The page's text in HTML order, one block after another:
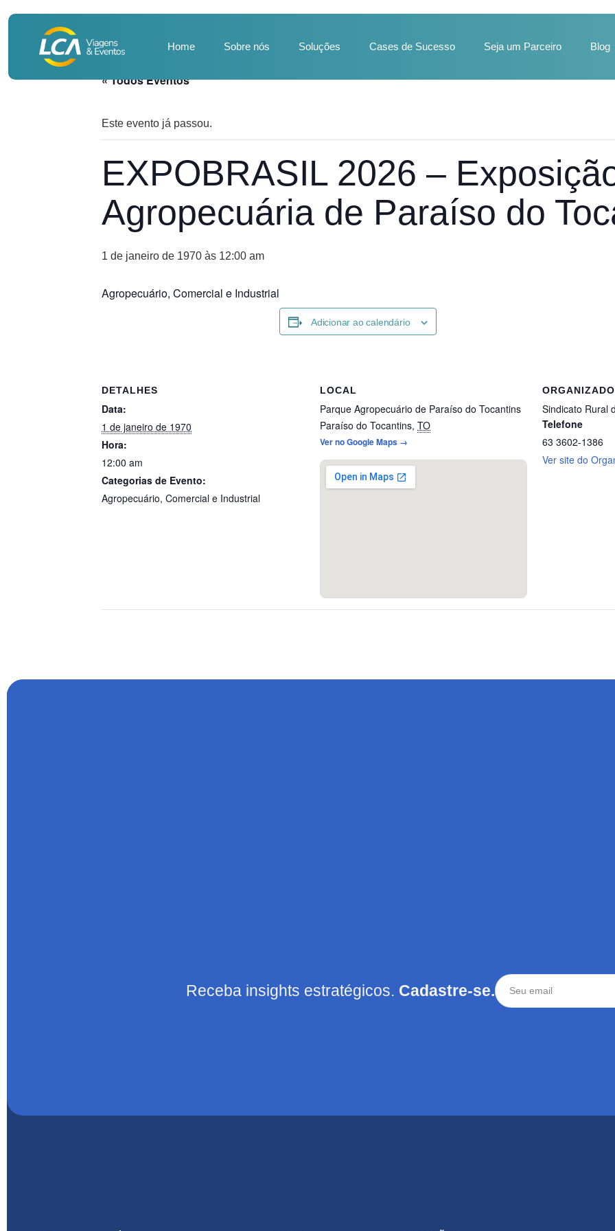
Home Sobre nós Soluções Cases de Sucesso Seja um Parceiro Blog
« Todos Eventos
Este evento já passou.
EXPOBRASIL 2026 –
Agropecuária de Paraíso do
1 de janeiro de 1970 às 12:00 am
Agropecuário, Comercial e Industrial
Adicionar ao calendário
DETALHES
Data:
1 de janeiro de 1970
Hora:
12:00 am
Categorias de Evento:
Agropecuário, Comercial e Industrial
LOCAL
Parque Agropecuário de Paraíso do Tocantins
Paraíso do Tocantins, TO
Ver no Google Maps →
Sindicato Rural
Telefone
63 3602-1386
Ver site do
Receba insights estratégicos. Cadastre-se.